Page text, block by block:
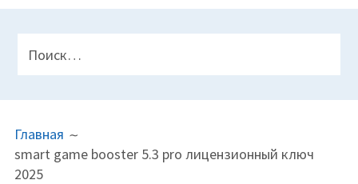
ВЕРХНЕГО
КОЛОНТИТУЛА
Найти:
НА
САЙТЕ
Главная
smart game booster 5.3 pro лицензионный ключ
2025